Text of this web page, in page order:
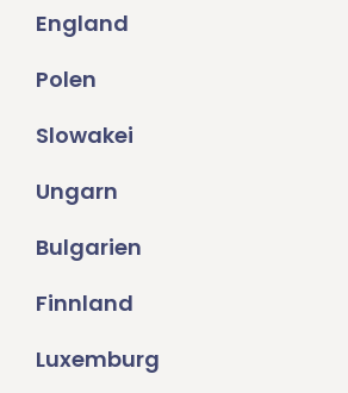
England
Polen
Slowakei
Ungarn
Bulgarien
Finnland
Luxemburg